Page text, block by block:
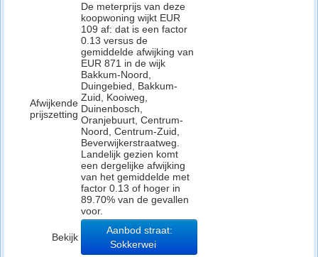
Afwijkende
prijszetting
De meterprijs van deze
koopwoning wijkt EUR
109 af: dat is een factor
0.13 versus de
gemiddelde afwijking van
EUR 871 in de wijk
Bakkum-Noord,
Duingebied, Bakkum-
Zuid, Kooiweg,
Duinenbosch,
Oranjebuurt, Centrum-
Noord, Centrum-Zuid,
Beverwijkerstraatweg.
Landelijk gezien komt
een dergelijke afwijking
van het gemiddelde met
factor 0.13 of hoger in
89.70% van de gevallen
voor.
Bekijk
Aanbod straat:
Sokkerwei